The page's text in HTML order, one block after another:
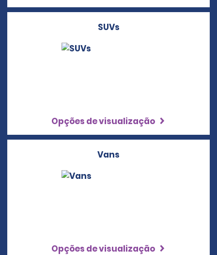
SUVs
Opções de visualização
Vans
Opções de visualização